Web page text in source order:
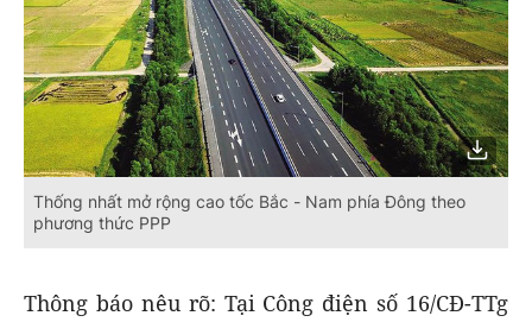
Thống nhất mở rộng cao tốc Bắc - Nam phía Đông theo
phương thức PPP
Thông báo nêu rõ: Tại Công điện số 16/CĐ-TTg